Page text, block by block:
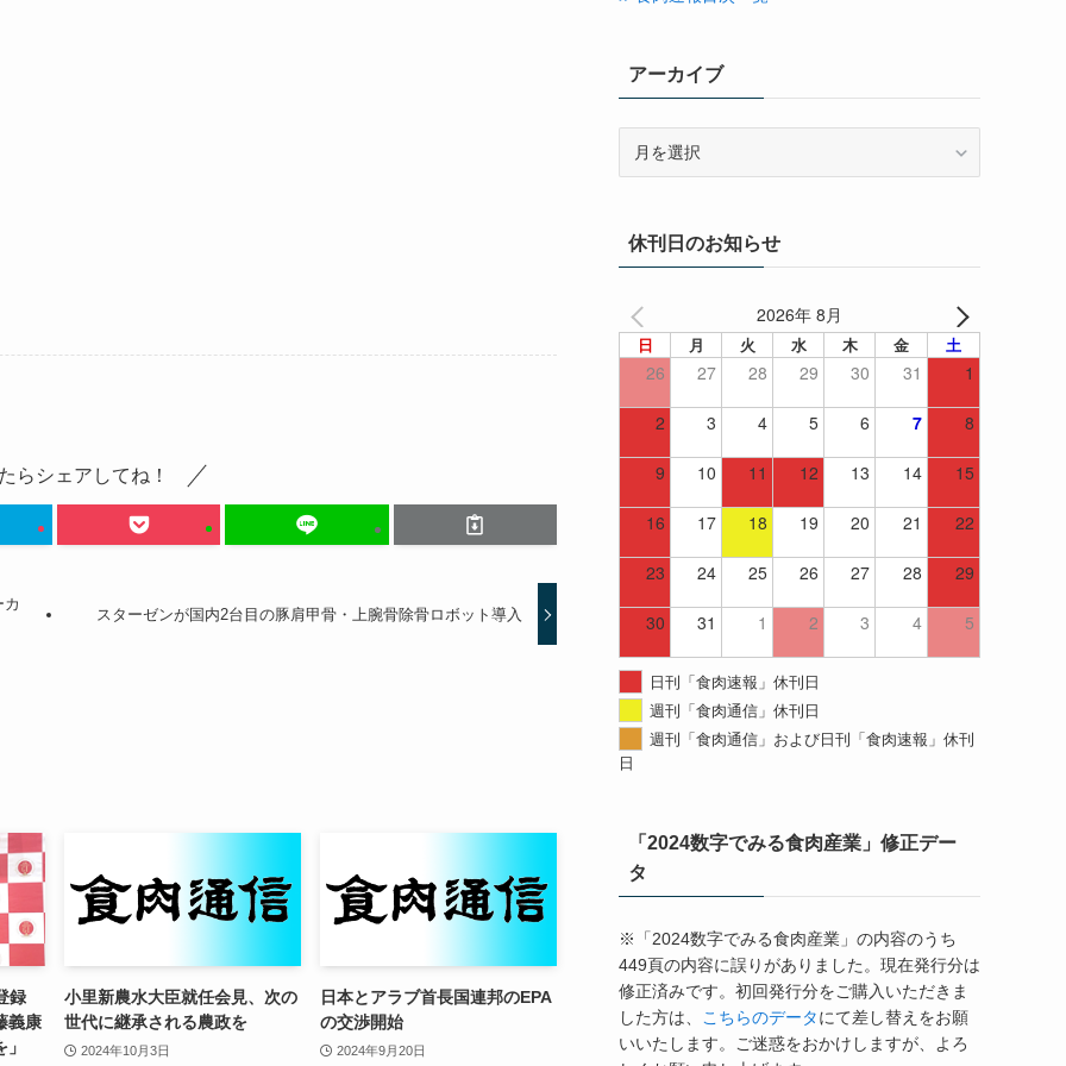
らシェアしてね！
スターゼンが国内2台目の豚肩甲骨・上腕骨除骨ロボット導入
録
義康
小里新農水大臣就任会見、次の
世代に継承される農政を
2024年10月3日
日本とアラブ首長国連邦のEPA
の交渉開始
2024年9月20日
アーカイブ
ブ休刊日のお知らせ
2026年 8月
日 月 火 水 木 金 土
26 27 28 29 30 31 1
2 3 4 5 6 7 8
9 10 11 12 13 14 15
16 17 18 19 20 21 22
23 24 25 26 27 28 29
30 31 1 2 3 4 5
日刊「食肉速報」休刊日
週刊「食肉通信」休刊日
週刊「食肉通信」および日刊「食肉速報」休刊
日
「2024数字でみる食肉産業」修正デー
タ
※「2024数字でみる食肉産業」の内容のうち
449頁の内容に誤りがありました。現在発行分は
修正済みです。初回発行分をご購入いただきま
した方は、
こちらのデータにて差し替えをお願
いいたします。ご迷惑をおかけしますが、よろ